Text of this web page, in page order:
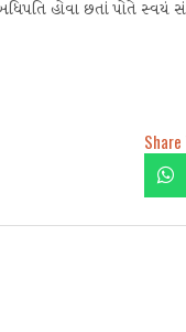
હોવા છતાં પોતે સ્વયં